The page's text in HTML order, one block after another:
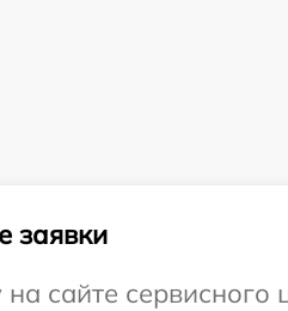
заявки
на сайте